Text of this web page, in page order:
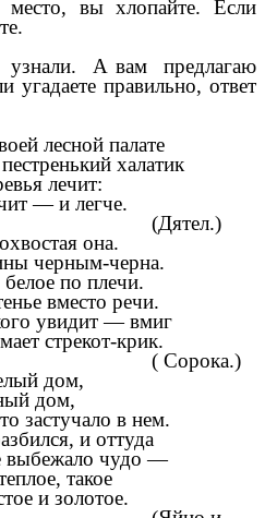
место, вы хлопайте. Если
А вам предлагаю
угадаете правильно, ответ
лесной палате
халатик
лечит:
— и легче.
(Дятел.)
она.
черным-черна.
по плечи.
вместо речи.
увидит — вмиг
стрекот-крик.
( Сорока.)
дом,
дом,
застучало в нем.
и оттуда
выбежало чудо —
такое
и золотое.